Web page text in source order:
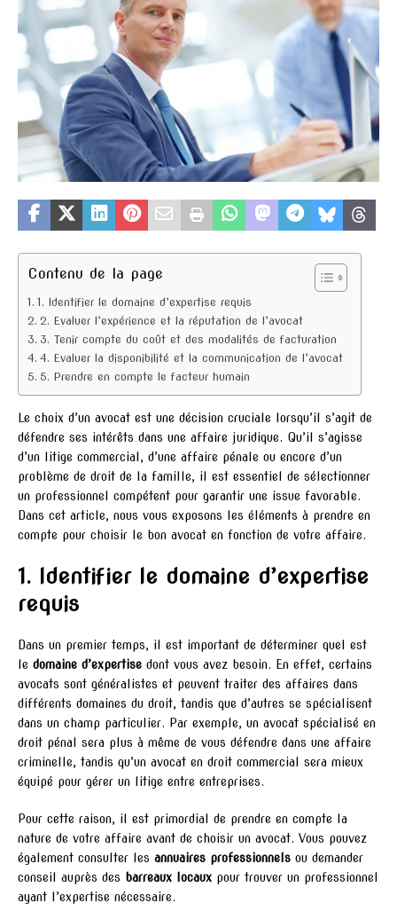
Contenu de la page
1. Identifier le domaine d’expertise requis
2. Evaluer l’expérience et la réputation de l’avocat
3. Tenir compte du coût et des modalités de facturation
4. Evaluer la disponibilité et la communication de l’avocat
5. Prendre en compte le facteur humain
Le choix d’un avocat est une décision cruciale lorsqu’il s’agit de
défendre ses intérêts dans une affaire juridique. Qu’il s’agisse
d’un litige commercial, d’une affaire pénale ou encore d’un
problème de droit de la famille, il est essentiel de sélectionner
un professionnel compétent pour garantir une issue favorable.
Dans cet article, nous vous exposons les éléments à prendre en
compte pour choisir le bon avocat en fonction de votre affaire.
1. Identifier le domaine d’expertise
requis
Dans un premier temps, il est important de déterminer quel est
le domaine d’expertise dont vous avez besoin. En effet, certains
avocats sont généralistes et peuvent traiter des affaires dans
différents domaines du droit, tandis que d’autres se spécialisent
dans un champ particulier. Par exemple, un avocat spécialisé en
droit pénal sera plus à même de vous défendre dans une affaire
criminelle, tandis qu’un avocat en droit commercial sera mieux
équipé pour gérer un litige entre entreprises.
Pour cette raison, il est primordial de prendre en compte la
nature de votre affaire avant de choisir un avocat. Vous pouvez
également consulter les annuaires professionnels ou demander
conseil auprès des barreaux locaux pour trouver un professionnel
ayant l’expertise nécessaire.